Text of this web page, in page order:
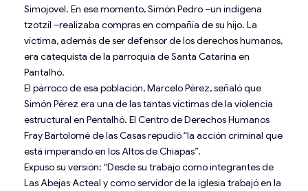
Simojovel. En ese momento, Simón Pedro –un indígena
tzotzil –realizaba compras en compañía de su hijo. La
víctima, además de ser defensor de los derechos humanos,
era catequista de la parroquia de Santa Catarina en
Pantalhó.
El párroco de esa población, Marcelo Pérez, señaló que
Simón Pérez era una de las tantas víctimas de la violencia
estructural en Pentalhó. El Centro de Derechos Humanos
Fray Bartolomé de las Casas repudió “la acción criminal que
está imperando en los Altos de Chiapas”.
Expuso su versión: “Desde su trabajo como integrantes de
Las Abejas Acteal y como servidor de la iglesia trabajó en la